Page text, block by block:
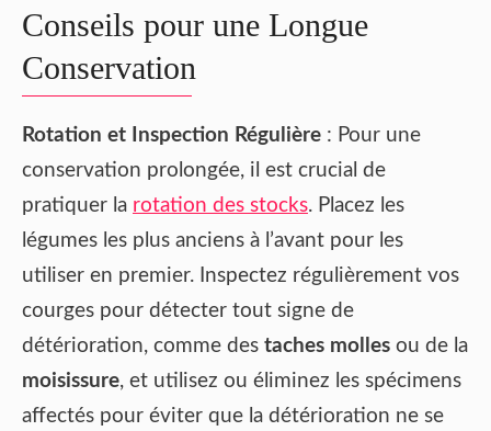
Conseils pour une Longue
Conservation
Rotation et Inspection Régulière : Pour une
conservation prolongée, il est crucial de
pratiquer la rotation des stocks. Placez les
légumes les plus anciens à l’avant pour les
utiliser en premier. Inspectez régulièrement vos
courges pour détecter tout signe de
détérioration, comme des taches molles ou de la
moisissure, et utilisez ou éliminez les spécimens
affectés pour éviter que la détérioration ne se